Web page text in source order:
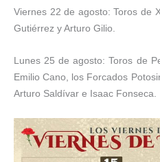
Viernes 22 de agosto: Toros de
Gutiérrez y Arturo Gilio.
Lunes 25 de agosto: Toros de
Emilio Cano, los Forcados
Arturo Saldívar e Isaac Fonseca.